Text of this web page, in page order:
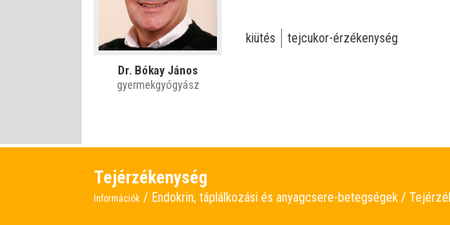
Dr. Bókay János
gyermekgyógyász
kiütés tejcukor-érzékenység
Tejérzékenység
Információk Endokrin, táplálkozási és anyagcsere-betegségek